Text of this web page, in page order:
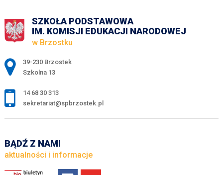
SZKOŁA PODSTAWOWA
IM. KOMISJI EDUKACJI NARODOWEJ
w Brzostku
Adres pocztowy:
39-230 Brzostek
Szkolna 13
14 68 30 313
sekretariat@spbrzostek.pl
BĄDŹ Z NAMI
aktualności i informacje